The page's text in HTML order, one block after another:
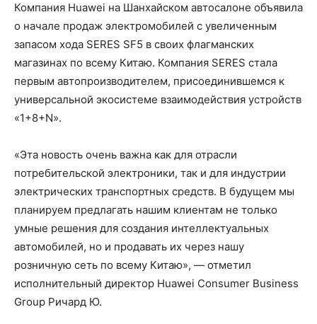
Компания Huawei на Шанхайском автосалоне объявила
о начале продаж электромобилей с увеличенным
запасом хода SERES SF5 в своих флагманских
магазинах по всему Китаю. Компания SERES стала
первым автопроизводителем, присоединившемся к
универсальной экосистеме взаимодействия устройств
«1+8+N».
«Эта новость очень важна как для отрасли
потребительской электроники, так и для индустрии
электрических транспортных средств. В будущем мы
планируем предлагать нашим клиентам не только
умные решения для создания интеллектуальных
автомобилей, но и продавать их через нашу
розничную сеть по всему Китаю», — отметил
исполнительный директор Huawei Consumer Business
Group Ричард Ю.